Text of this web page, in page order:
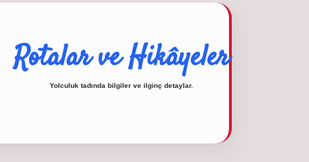
Rotalar ve Hikâyeler
Yolculuk tadında bilgiler ve ilginç detaylar.